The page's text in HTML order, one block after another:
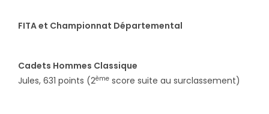
FITA et Championnat Départemental
Cadets Hommes Classique
Jules, 631 points (2ème score suite au surclassement)